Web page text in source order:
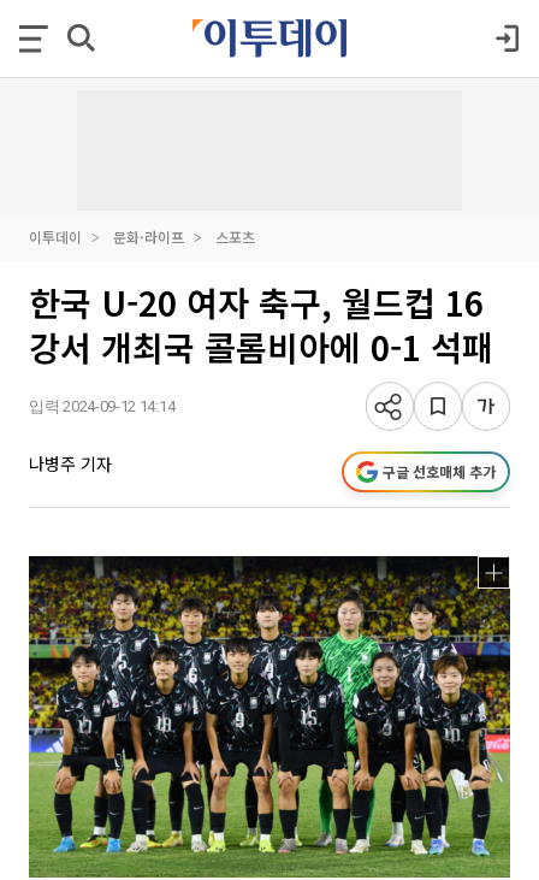
이투데이 문화·라이프 스포츠
한국 U-20 여자 축구, 월드컵 16
강서 개최국 콜롬비아에 0-1 석패
입력 2024-09-12 14:14
나병주 기자 구글 선호매체 추가